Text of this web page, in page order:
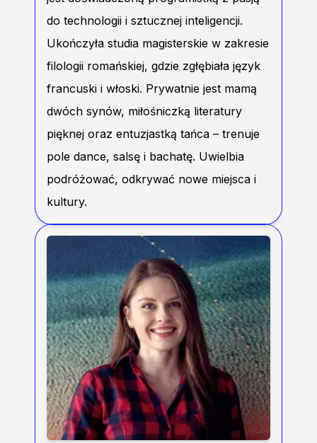
do technologii i sztucznej inteligencji.
Ukończyła studia magisterskie w zakresie
filologii romańskiej, gdzie zgłębiała język
francuski i włoski. Prywatnie jest mamą
dwóch synów, miłośniczką literatury
pięknej oraz entuzjastką tańca – trenuje
pole dance, salsę i bachatę. Uwielbia
podróżować, odkrywać nowe miejsca i
kultury.